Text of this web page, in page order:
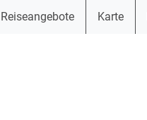
Reiseangebote Karte